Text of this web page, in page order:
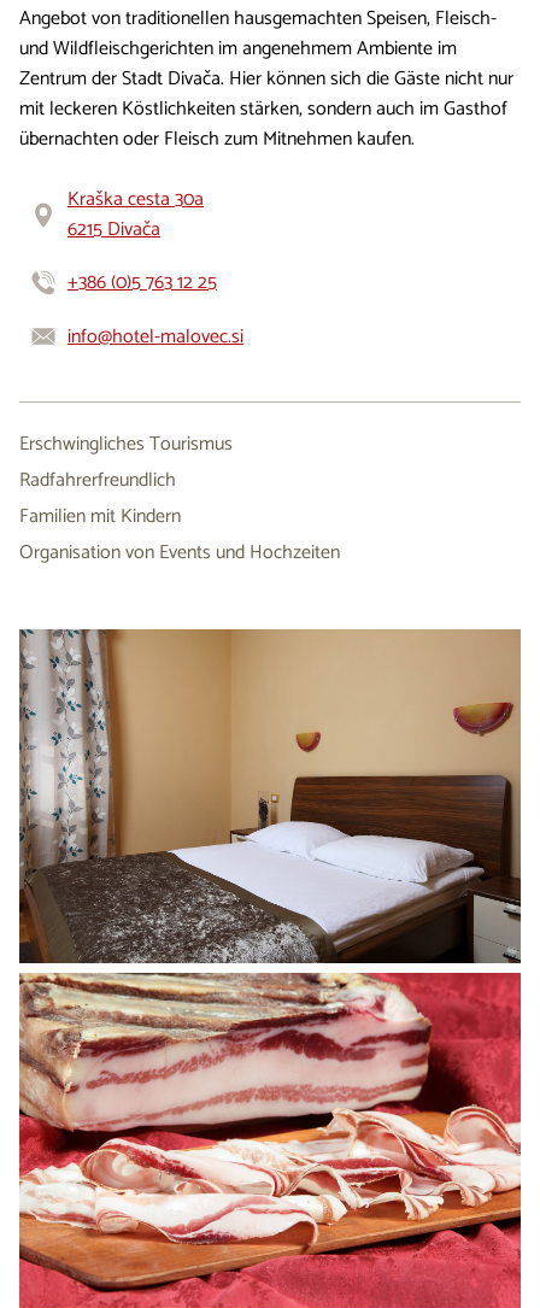
Angebot von traditionellen hausgemachten Speisen, Fleisch-
und Wildfleischgerichten im angenehmem Ambiente im
Zentrum der Stadt Divača. Hier können sich die Gäste nicht nur
mit leckeren Köstlichkeiten stärken, sondern auch im Gasthof
übernachten oder Fleisch zum Mitnehmen kaufen.
Kraška cesta 30a
6215 Divača
+386 (0)5 763 12 25
info@hotel-malovec.si
Erschwingliches Tourismus
Radfahrerfreundlich
Familien mit Kindern
Organisation von Events und Hochzeiten